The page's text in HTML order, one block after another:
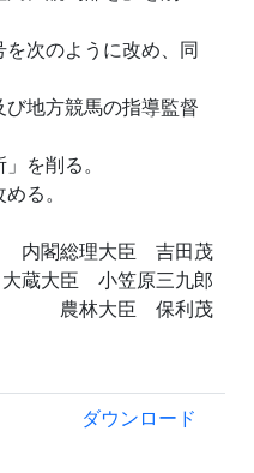
次のように改め、同
び地方競馬の指導監督
を削る。
る。
内閣総理大臣 吉田茂
大蔵大臣 小笠原三九郎
農林大臣 保利茂
ダウンロード